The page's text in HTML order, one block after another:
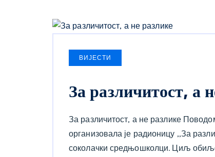
ВИЈЕСТИ
За различитост, а
За различитост, а не разлике
организовала је радионицу ,,За
соколачки средњошколци. Циљ